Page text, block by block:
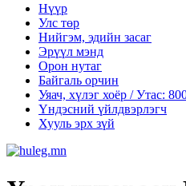
Нүүр
Улс төр
Нийгэм, эдийн засаг
Эрүүл мэнд
Орон нутаг
Байгаль орчин
Уяач, хүлэг хоёр / Утас:
Үндэсний үйлдвэрлэгч
Хууль эрх зүй